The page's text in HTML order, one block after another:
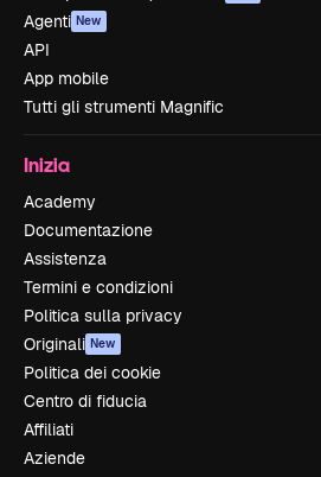
Agenti New
API
App mobile
Tutti gli strumenti Magnific
Inizia
Academy
Documentazione
Assistenza
Termini e condizioni
Politica sulla privacy
Originali New
Politica dei cookie
Centro di fiducia
Affiliati
Aziende